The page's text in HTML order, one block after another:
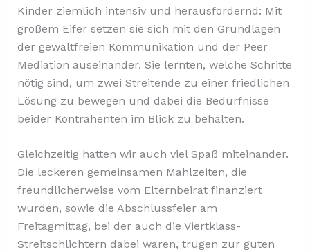
Kinder ziemlich intensiv und herausfordernd: Mit
großem Eifer setzen sie sich mit den Grundlagen
der gewaltfreien Kommunikation und der Peer
Mediation auseinander. Sie lernten, welche Schritte
nötig sind, um zwei Streitende zu einer friedlichen
Lösung zu bewegen und dabei die Bedürfnisse
beider Kontrahenten im Blick zu behalten.
Gleichzeitig hatten wir auch viel Spaß miteinander.
Die leckeren gemeinsamen Mahlzeiten, die
freundlicherweise vom Elternbeirat finanziert
wurden, sowie die Abschlussfeier am
Freitagmittag, bei der auch die Viertklass-
Streitschlichtern dabei waren, trugen zur guten